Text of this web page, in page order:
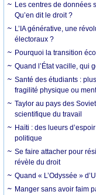
Les centres de données
Qu’en dit le droit ?
L’IA générative, une
électoraux ?
Pourquoi la transition
Quand l’État vacille, qui
Santé des étudiants :
fragilité physique ou
Taylor au pays des
scientifique du travail
Haïti : des lueurs
politique
Se faire attacher pour
révèle du droit
Quand « L’Odyssée »
Manger sans avoir faim